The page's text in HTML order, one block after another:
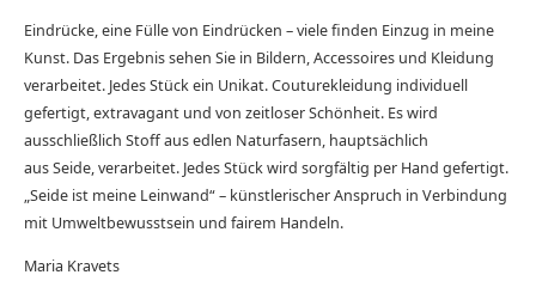
Eindrücke, eine Fülle von Eindrücken – viele finden Einzug in meine
Kunst. Das Ergebnis sehen Sie in Bildern, Accessoires und Kleidung
verarbeitet. Jedes Stück ein Unikat. Couturekleidung individuell
gefertigt, extravagant und von zeitloser Schönheit. Es wird
ausschließlich Stoff aus edlen Naturfasern, hauptsächlich
aus Seide, verarbeitet. Jedes Stück wird sorgfältig per Hand gefertigt.
„Seide ist meine Leinwand“ – künstlerischer Anspruch in Verbindung
mit Umweltbewusstsein und fairem Handeln.
Maria Kravets